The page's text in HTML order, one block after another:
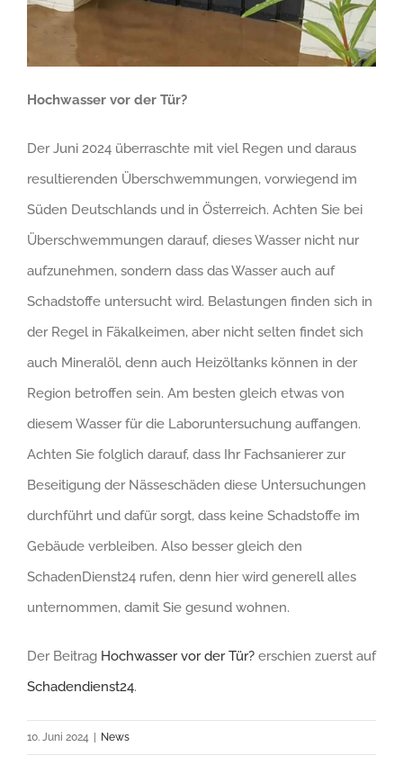
Hochwasser vor der Tür?
Der Juni 2024 überraschte mit viel Regen und daraus
resultierenden Überschwemmungen, vorwiegend im
Süden Deutschlands und in Österreich. Achten Sie bei
Überschwemmungen darauf, dieses Wasser nicht nur
aufzunehmen, sondern dass das Wasser auch auf
Schadstoffe untersucht wird. Belastungen finden sich in
der Regel in Fäkalkeimen, aber nicht selten findet sich
auch Mineralöl, denn auch Heizöltanks können in der
Region betroffen sein. Am besten gleich etwas von
diesem Wasser für die Laboruntersuchung auffangen.
Achten Sie folglich darauf, dass Ihr Fachsanierer zur
Beseitigung der Nässeschäden diese Untersuchungen
durchführt und dafür sorgt, dass keine Schadstoffe im
Gebäude verbleiben. Also besser gleich den
SchadenDienst24 rufen, denn hier wird generell alles
unternommen, damit Sie gesund wohnen.
Der Beitrag Hochwasser vor der Tür? erschien zuerst auf
Schadendienst24.
10. Juni 2024 | News